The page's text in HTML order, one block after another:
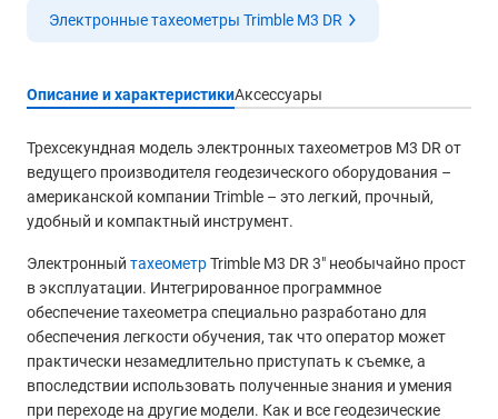
Электронные тахеометры Trimble M3 DR
Описание и характеристикиАксессуары
Трехсекундная модель электронных тахеометров M3 DR от
ведущего производителя геодезического оборудования –
американской компании Trimble – это легкий, прочный,
удобный и компактный инструмент.
Электронный тахеометрTrimble M3 DR 3" необычайно прост
в эксплуатации. Интегрированное программное
обеспечение тахеометра специально разработано для
обеспечения легкости обучения, так что оператор может
практически незамедлительно приступать к съемке, а
впоследствии использовать полученные знания и умения
при переходе на другие модели. Как и все геодезические